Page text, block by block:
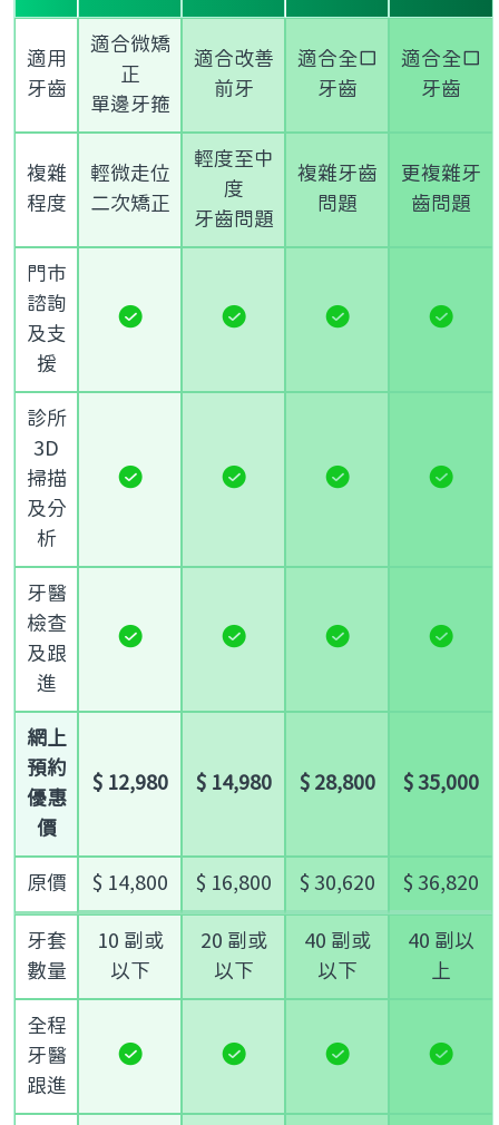
適用
牙齒
適合微矯
正
單邊牙箍
適合改善
前牙
適合全口
牙齒
適合全口
牙齒
複雜
程度
輕微走位
二次矯正
輕度至中
度
牙齒問題
複雜牙齒
問題
更複雜牙
齒問題
門市
諮詢
及支
援
診所
3D
掃描
及分
析
牙醫
檢查
及跟
進
網上
預約
優惠
價
$ 12,980 $ 14,980 $ 28,800 $ 35,000
原價 $ 14,800 $ 16,800 $ 30,620 $ 36,820
牙套
數量
10 副或
以下
20 副或
以下
40 副或
以下
40 副以
上
全程
牙醫
跟進